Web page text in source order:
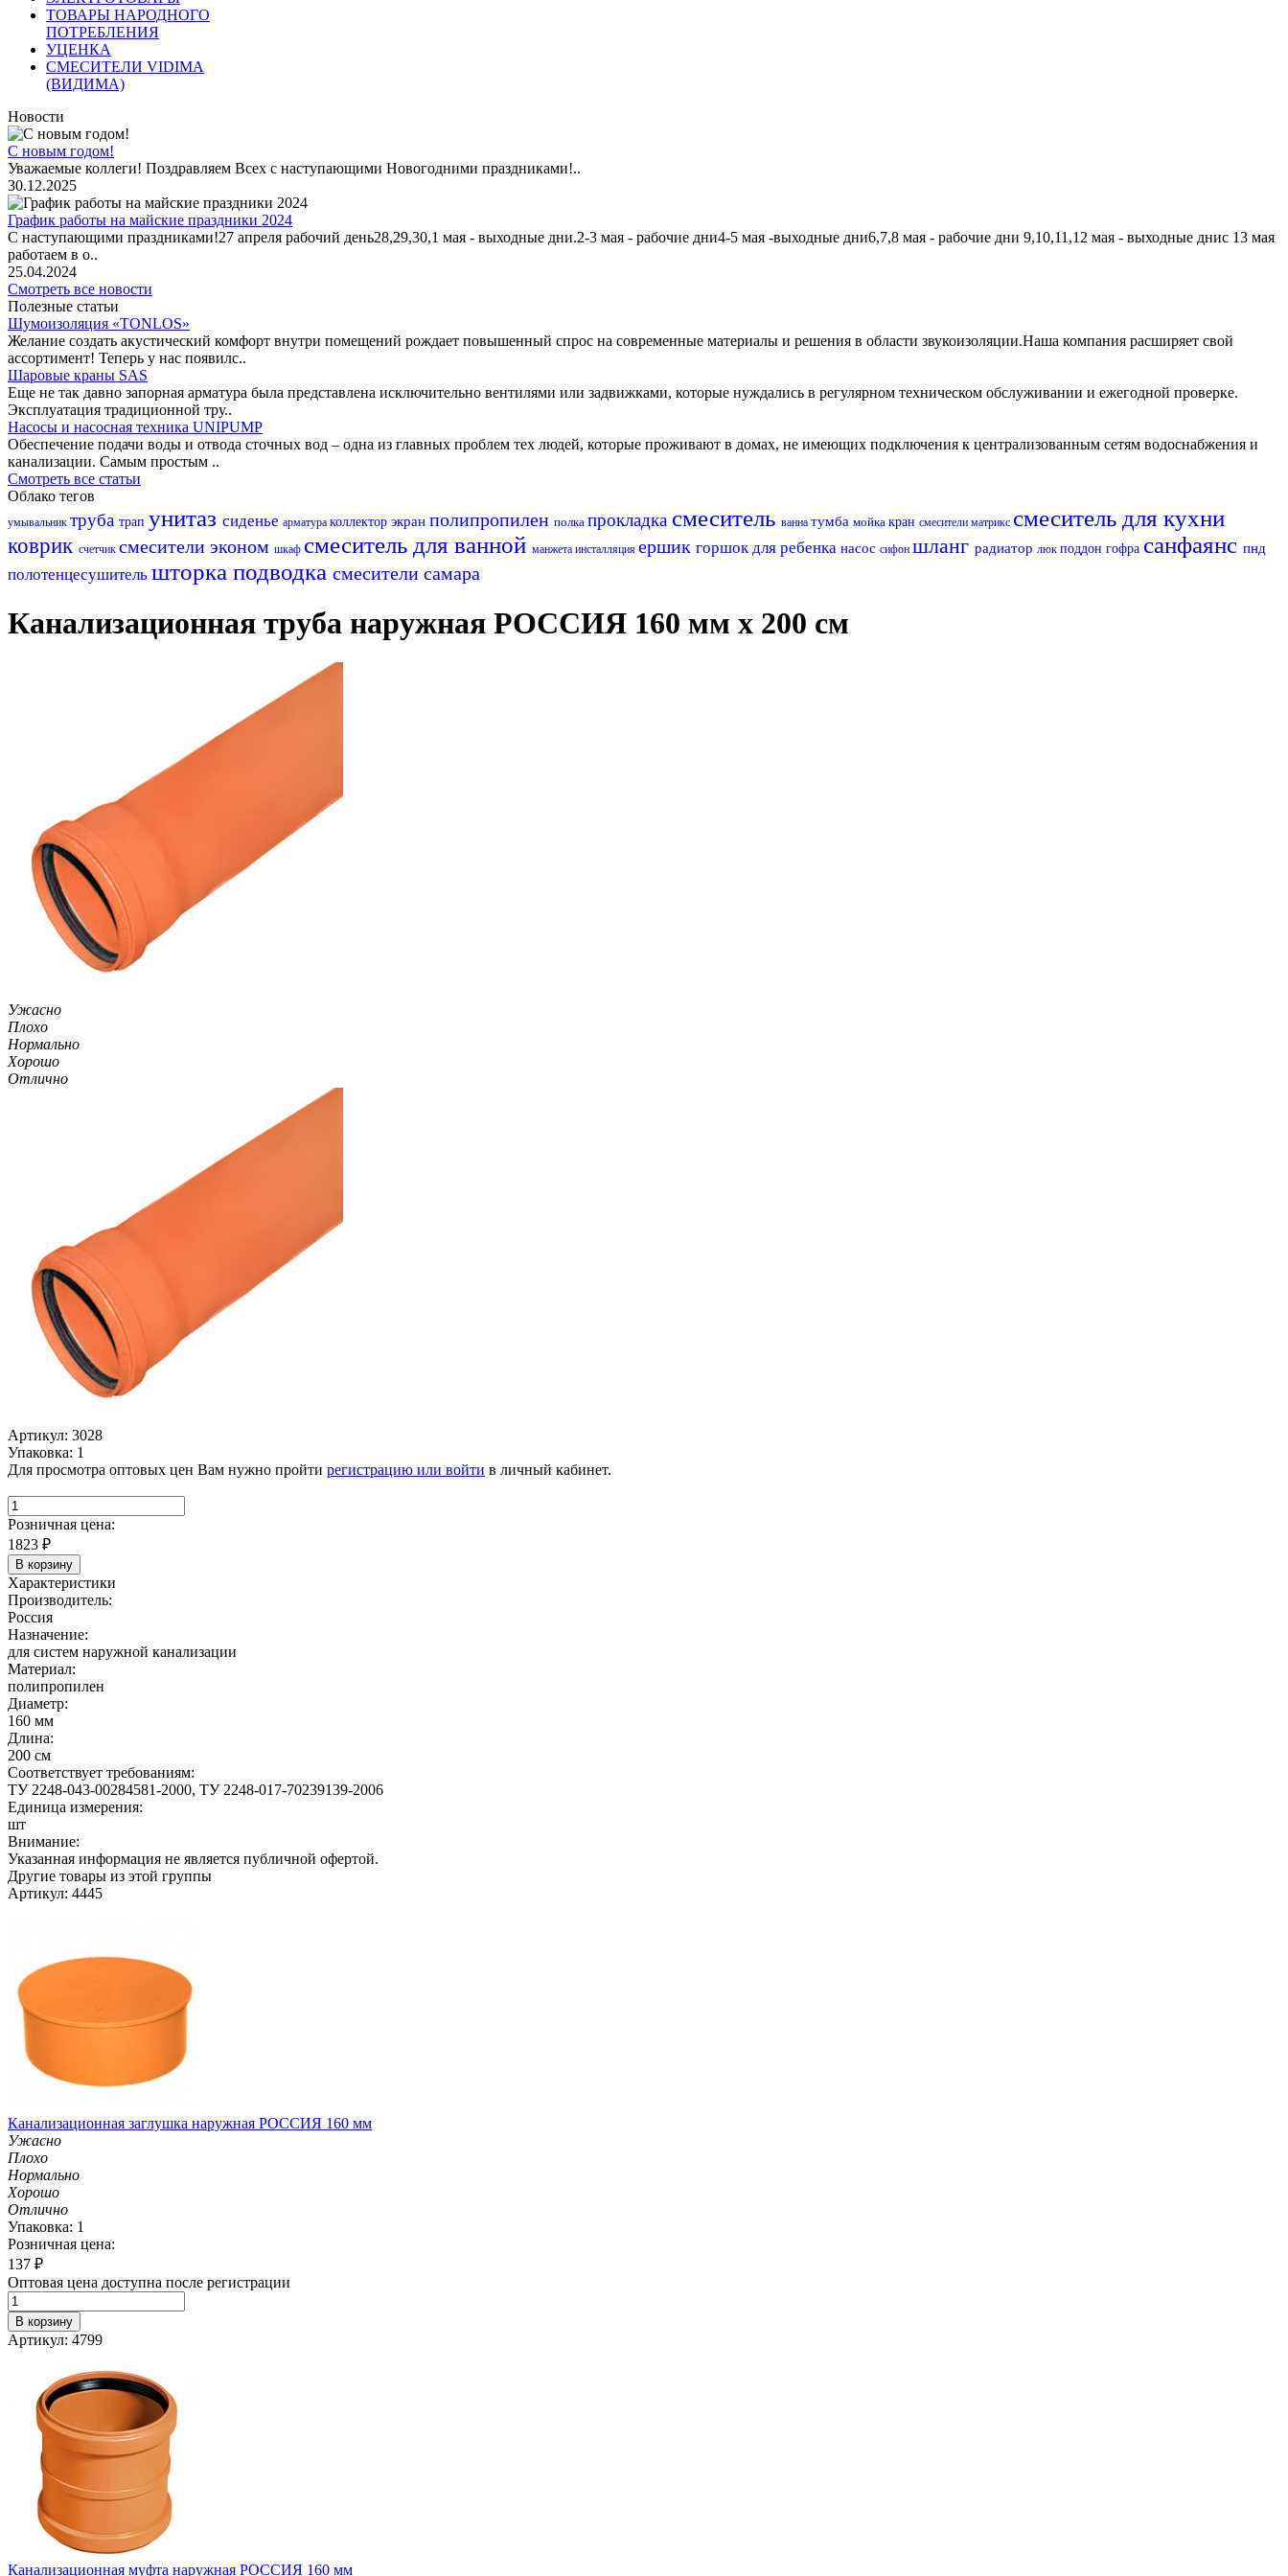
ТОВАРЫ НАРОДНОГО
ПОТРЕБЛЕНИЯ
УЦЕНКА
СМЕСИТЕЛИ VIDIMA
(ВИДИМА)
Новости
С новым годом!
Уважаемые коллеги! Поздравляем Всех с наступающими Новогодними праздниками!..
30.12.2025
График работы на майские праздники 2024
С наступающими праздниками!27 апреля рабочий день28,29,30,1 мая - выходные дни.2-3 мая - рабочие дни4-5 мая -выходные дни6,7,8 мая - рабочие дни 9,10,11,12 мая - выходные днис 13 мая
работаем в о..
25.04.2024
Смотреть все новости
Полезные статьи
Шумоизоляция «TONLOS»
Желание создать акустический комфорт внутри помещений рождает повышенный спрос на современные материалы и решения в области звукоизоляции.Наша компания расширяет свой
ассортимент! Теперь у нас появилс..
Шаровые краны SAS
Еще не так давно запорная арматура была представлена исключительно вентилями или задвижками, которые нуждались в регулярном техническом обслуживании и ежегодной проверке.
Эксплуатация традиционной тру..
Насосы и насосная техника UNIPUMP
Обеспечение подачи воды и отвода сточных вод – одна из главных проблем тех людей, которые проживают в домах, не имеющих подключения к централизованным сетям водоснабжения и
канализации. Самым простым ..
Смотреть все статьи
Облако тегов
умывальник труба трап унитаз сиденье арматура коллектор экран полипропилен полка прокладка смеситель ванна тумба мойка кран смесители матрикс смеситель для кухни
коврик счетчик смесители эконом шкаф смеситель для ванной манжета инсталляция ершик горшок для ребенка насос сифон шланг радиатор люк поддон гофра санфаянс пнд
полотенцесушитель шторка подводка смесители самара
Канализационная труба наружная РОССИЯ 160 мм х 200 см
Ужасно
Плохо
Нормально
Хорошо
Отлично
Артикул: 3028
Упаковка: 1
Для просмотра оптовых цен Вам нужно пройти регистрацию или войти в личный кабинет.
Розничная цена:
1823 ₽
В корзину
Характеристики
Производитель:
Россия
Назначение:
для систем наружной канализации
Материал:
полипропилен
Диаметр:
160 мм
Длина:
200 см
Соответствует требованиям:
ТУ 2248-043-00284581-2000, ТУ 2248-017-70239139-2006
Единица измерения:
шт
Внимание:
Указанная информация не является публичной офертой.
Другие товары из этой группы
Артикул: 4445
Канализационная заглушка наружная РОССИЯ 160 мм
Ужасно
Плохо
Нормально
Хорошо
Отлично
Упаковка: 1
Розничная цена:
137 ₽
Оптовая цена доступна после регистрации
В корзину
Артикул: 4799
Канализационная муфта наружная РОССИЯ 160 мм